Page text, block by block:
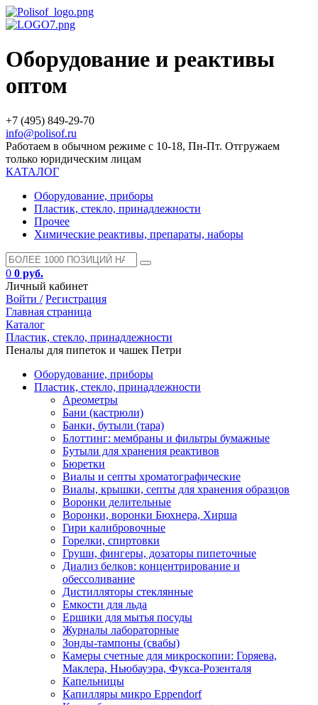
Оборудование и реактивы
оптом
+7 (495) 849-29-70
info@polisof.ru
Работаем в обычном режиме с 10-18, Пн-Пт. Отгружаем
только юридическим лицам
КАТАЛОГ
Оборудование, приборы
Пластик, стекло, принадлежности
Прочее
Химические реактивы, препараты, наборы
0 0 руб.
Личный кабинет
Войти / Регистрация
Главная страница
Каталог
Пластик, стекло, принадлежности
Пеналы для пипеток и чашек Петри
Оборудование, приборы
Пластик, стекло, принадлежности
Ареометры
Бани (кастрюли)
Банки, бутыли (тара)
Блоттинг: мембраны и фильтры бумажные
Бутыли для хранения реактивов
Бюретки
Виалы и септы хроматографические
Виалы, крышки, септы для хранения образцов
Воронки делительные
Воронки, воронки Бюхнера, Хирша
Гири калибровочные
Горелки, спиртовки
Груши, фингеры, дозаторы пипеточные
Диализ белков: концентрирование и
обессоливание
Дистилляторы стеклянные
Емкости для льда
Ершики для мытья посуды
Журналы лабораторные
Зонды-тампоны (свабы)
Камеры счетные для микроскопии: Горяева,
Маклера, Ньюбауэра, Фукса-Розенталя
Капельницы
Капилляры микро Eppendorf